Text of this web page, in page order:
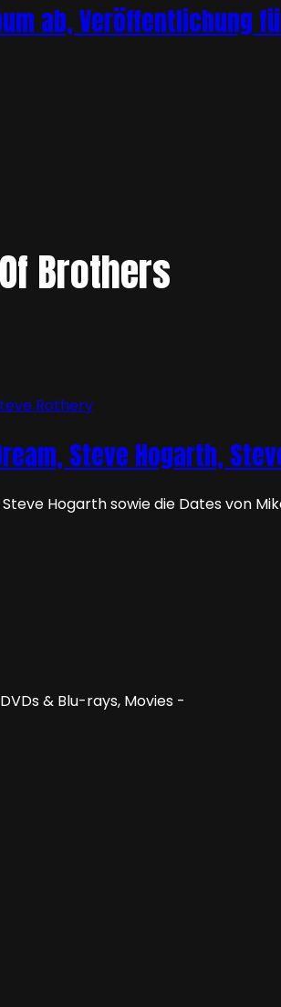
ab, Veröffentlichung
Brothers
Steve Hogarth,
Hogarth sowie die Dates von
DVDs & Blu-rays, Movies -